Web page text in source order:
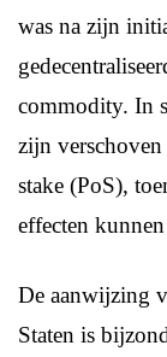
was na zijn
commodity. In
zijn
stake (PoS),
effecten
De aanwijzing
Staten is